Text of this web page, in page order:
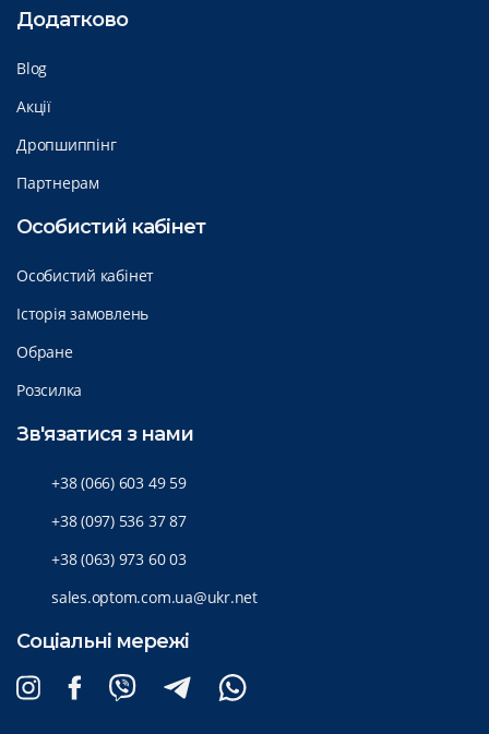
Додатково
Blog
Акції
Дропшиппінг
Партнерам
Особистий кабінет
Особистий кабінет
Історія замовлень
Обране
Розсилка
Зв'язатися з нами
+38 (066) 603 49 59
+38 (097) 536 37 87
+38 (063) 973 60 03
sales.optom.com.ua@ukr.net
Соціальні мережі